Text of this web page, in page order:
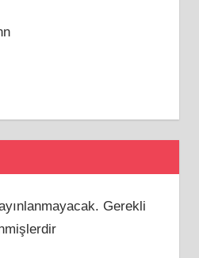
Gerekli